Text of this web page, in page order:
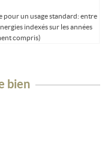
pour un usage standard: entre
indexés sur les années
compris)
bien